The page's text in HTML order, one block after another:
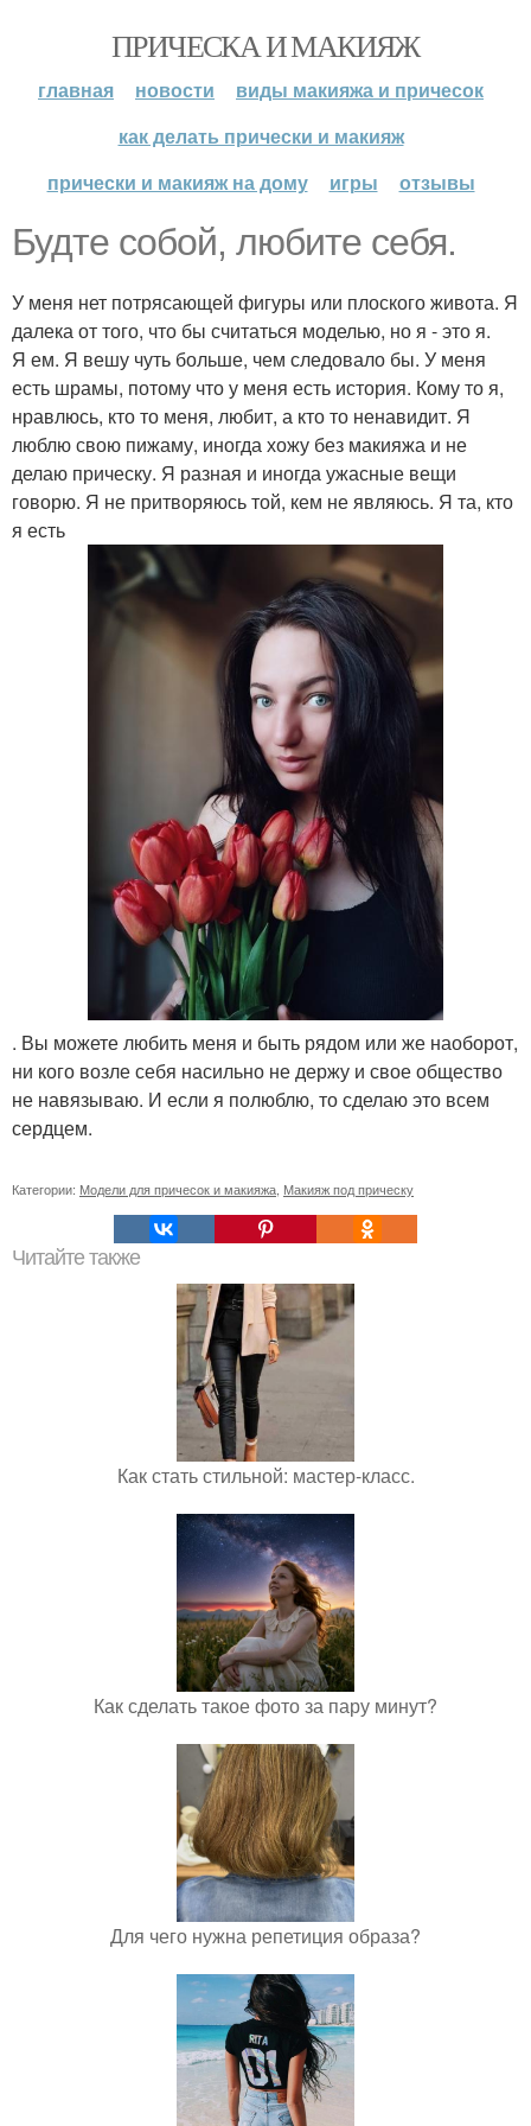
ПРИЧЕСКА И МАКИЯЖ
главная новости
виды макияжа и причесок
как делать прически и макияж
прически и макияж на дому
игры отзывы
Будте собой, любите себя.
У меня нет потрясающей фигуры или плоского живота. Я
далека от того, что бы считаться моделью, но я - это я.
Я ем. Я вешу чуть больше, чем следовало бы. У меня
есть шрамы, потому что у меня есть история. Кому то я,
нравлюсь, кто то меня, любит, а кто то ненавидит. Я
люблю свою пижаму, иногда хожу без макияжа и не
делаю прическу. Я разная и иногда ужасные вещи
говорю. Я не притворяюсь той, кем не являюсь. Я та, кто
я есть
. Вы можете любить меня и быть рядом или же наоборот,
ни кого возле себя насильно не держу и свое общество
не навязываю. И если я полюблю, то сделаю это всем
сердцем.
Категории: Модели для причесок и макияжа Макияж под прическу
Читайте также
Как стать стильной: мастер-класс.
Как сделать такое фото за пару минут?
Для чего нужна репетиция образа?